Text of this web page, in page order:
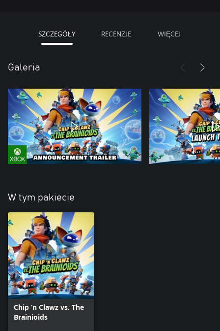
SZCZEGÓŁY RECENZJE WIĘCEJ
Galeria
W tym pakiecie
Chip ‘n Clawz vs. The
Brainioids